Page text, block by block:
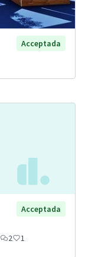
Acceptada
Acceptada
2 1